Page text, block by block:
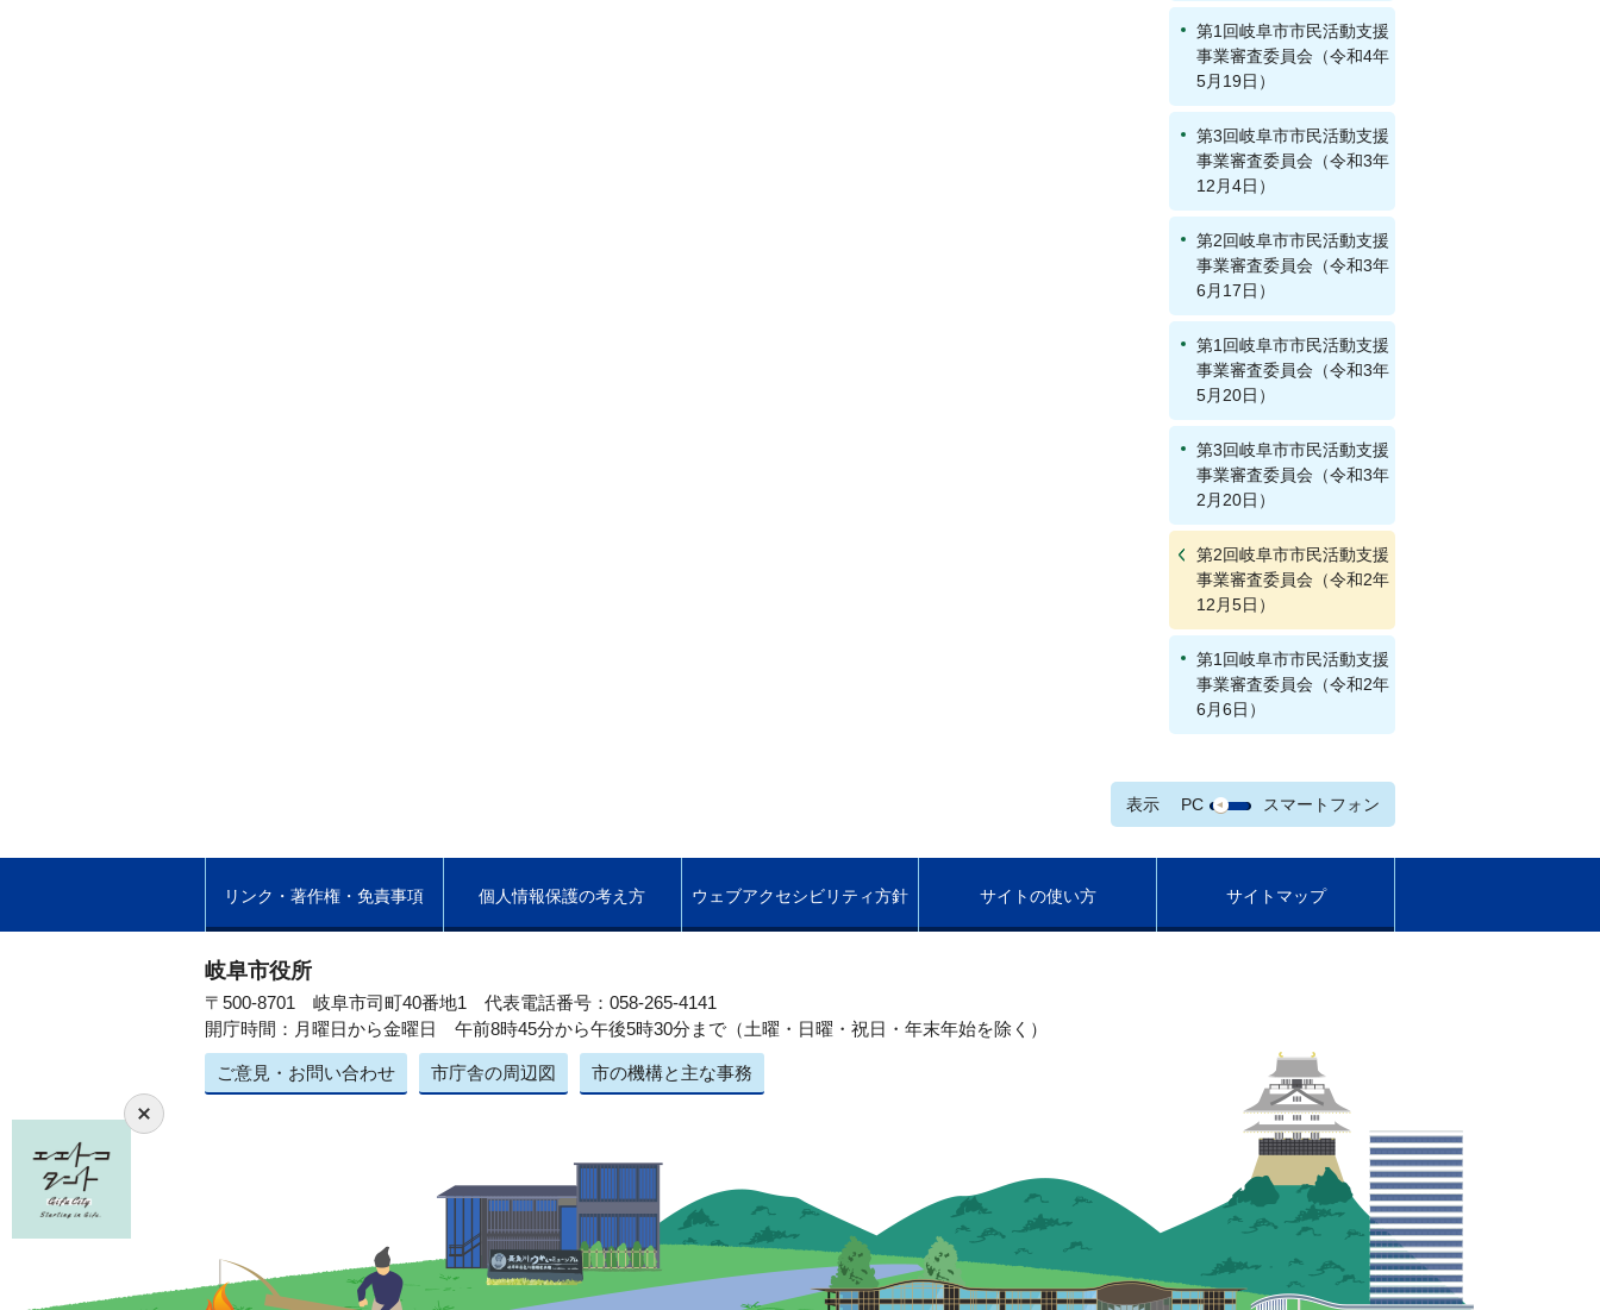
第1回岐阜市市民活動支援
事業審査委員会（令和4年
5月19日）
第3回岐阜市市民活動支援
事業審査委員会（令和3年
12月4日）
第2回岐阜市市民活動支援
事業審査委員会（令和3年
6月17日）
第1回岐阜市市民活動支援
事業審査委員会（令和3年
5月20日）
第3回岐阜市市民活動支援
事業審査委員会（令和3年
2月20日）
第2回岐阜市市民活動支援
事業審査委員会（令和2年
12月5日）
第1回岐阜市市民活動支援
事業審査委員会（令和2年
6月6日）
表示 PC スマートフォン
リンク・著作権・免責事項 個人情報保護の考え方 ウェブアクセシビリティ方針 サイトの使い方 サイトマップ
岐阜市役所
〒500-8701 岐阜市司町40番地1 代表電話番号：058-265-4141
開庁時間：月曜日から金曜日 午前8時45分から午後5時30分まで（土曜・日曜・祝日・年末年始を除く）
ご意見・お問い合わせ 市庁舎の周辺図 市の機構と主な事務